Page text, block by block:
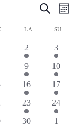
Etsi
Etsi
PERJANTAI
LA LAUANTAI
SU
1
tapahtuma
2
1
3
2
tapahtumat
9
110
1
tapahtuma
16
117
2
tapahtumat
23
1
24
1
30
11